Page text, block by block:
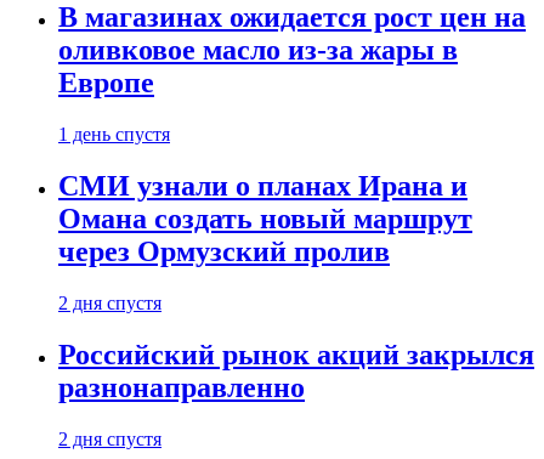
В магазинах ожидается рост цен на
оливковое масло из-за жары в
Европе
1 день спустя
СМИ узнали о планах Ирана и
Омана создать новый маршрут
через Ормузский пролив
2 дня спустя
Российский рынок акций закрылся
разнонаправленно
2 дня спустя